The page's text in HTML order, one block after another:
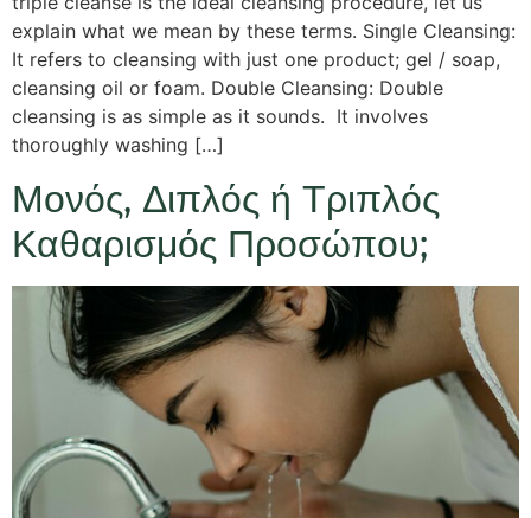
explain what we mean by these terms. Single Cleansing:
It refers to cleansing with just one product; gel / soap,
cleansing oil or foam. Double Cleansing: Double
cleansing is as simple as it sounds. It involves
thoroughly washing […]
Μονός, Διπλός ή Τριπλός
Καθαρισμός Προσώπου;